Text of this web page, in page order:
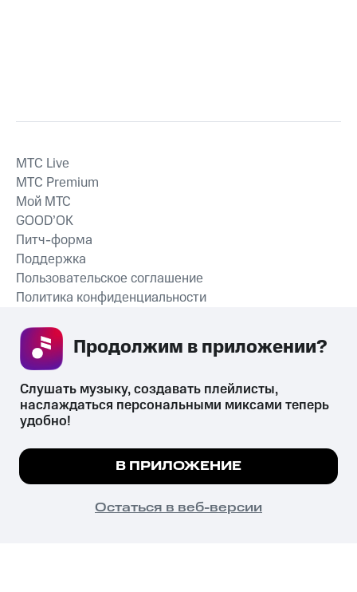
СКАЧАТЬ ПРИЛОЖЕНИЕ
MTС Live
MTС Premium
Мой МТС
GOOD’OK
Питч-форма
Поддержка
Пользовательское соглашение
Политика конфиденциальности
психотропных веществ, их аналогов причиняет вред здоровью,
их незаконный оборот запрещён и влечёт установленную
законодательством ответственность.
© 2026 ООО «КИОН».
Все права защищены
Мы используем куки, чтобы на сайте все
Подробнее
ПОНЯТНО
Слушать музыку, создавать плейлисты,
наслаждаться персональными миксами теперь
удобно!
В ПРИЛОЖЕНИЕ
Остаться в веб-версии